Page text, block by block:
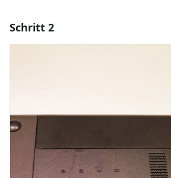
Schritt 2